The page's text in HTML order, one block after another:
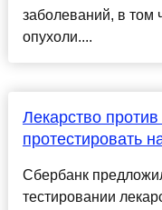
заболеваний, в том
опухоли....
Лекарство
протестировать
Сбербанк
тестировании